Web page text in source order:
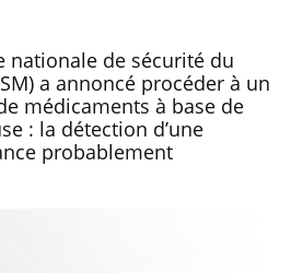
nationale de sécurité du
a annoncé procéder à un
médicaments à base de
: la détection d’une
probablement